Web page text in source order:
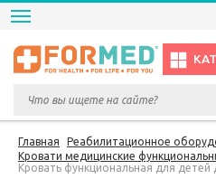
Главная
Реабилитационное
Кровати медицинские
Кровать функциональная для